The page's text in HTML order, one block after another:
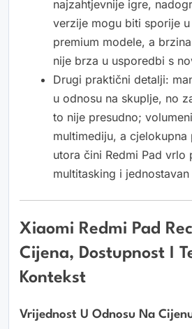
najzahtjevnije igre,
verzije mogu biti sporije
premium modele, a
nije brza u usporedbi s
Drugi praktični detalji:
u odnosu na skuplје, no
to nije presudno;
multimediju, a
utora čini Redmi Pad vrlo
multitasking i
Xiaomi Redmi Pad
Cijena, Dostupnost I
Kontekst
Vrijednost U Odnosu Na